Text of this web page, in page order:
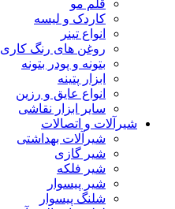
قلم مو
کاردک و لیسه
انواع تینر
روغن های رنگ کاری
بتونه و پودر بتونه
ابزار پتینه
انواع عایق و رزین
سایر ابزار نقاشی
شیرآلات و اتصالات
شیرآلات بهداشتی
شیر گازی
شیر فلکه
شیر پیسوار
شلنگ پیسوار